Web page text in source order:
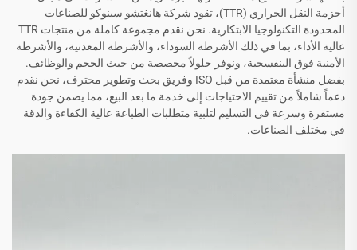
أحزمة النقل الحراري (TTR)، تقود شركة هانغتشو سينوكو للصناعات
المحدودة التكنولوجيا الابتكارية. نحن نقدم مجموعة كاملة من منتجات TTR
عالية الأداء، بما في ذلك الأشرطة السوداء، والأشرطة المعدنية، والأشرطة
الأمنية فوق البنفسجية، ونوفر حلولاً مخصصة من حيث الحجم والوظائف.
بفضل منشأة معتمدة من قبل ISO وفريق بحث وتطوير محترف، نحن نقدم
دعماً شاملاً من تقييم الاحتياجات إلى خدمة ما بعد البيع، مما يضمن جودة
مستقرة وسرعة في التسليم لتلبية متطلبات الطباعة عالية الكفاءة والدقة
في مختلف الصناعات.